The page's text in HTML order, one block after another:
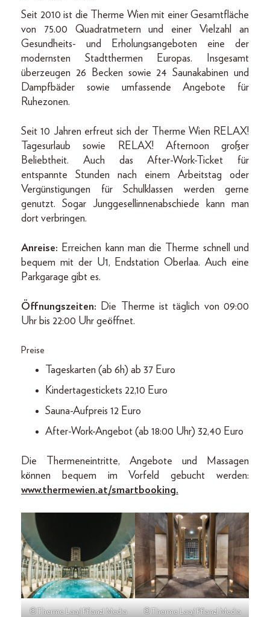
Seit 2010 ist die Therme Wien mit einer Gesamtfläche
von 75.00 Quadratmetern und einer Vielzahl an
Gesundheits- und Erholungsangeboten eine der
modernsten Stadtthermen Europas. Insgesamt
überzeugen 26 Becken sowie 24 Saunakabinen und
Dampfbäder sowie umfassende Angebote für
Ruhezonen.
Seit 10 Jahren erfreut sich der Therme Wien RELAX!
Tagesurlaub sowie RELAX! Afternoon großer
Beliebtheit. Auch das After-Work-Ticket für
entspannte Stunden nach einem Arbeitstag oder
Vergünstigungen für Schulklassen werden gerne
genutzt. Sogar Junggesellinnenabschiede kann man
dort verbringen.
Anreise: Erreichen kann man die Therme schnell und
bequem mit der U1, Endstation Oberlaa. Auch eine
Parkgarage gibt es.
Öffnungszeiten: Die Therme ist täglich von 09:00
Uhr bis 22:00 Uhr geöffnet.
Preise
Tageskarten (ab 6h) ab 37 Euro
Kindertagestickets 22,10 Euro
Sauna-Aufpreis 12 Euro
After-Work-Angebot (ab 18:00 Uhr) 32,40 Euro
Die Thermeneintritte, Angebote und Massagen
können bequem im Vorfeld gebucht werden:
www.thermewien.at/smartbooking.
©Therme Laa/ Pflanzl Media ©Therme Laa/ Pflanzl Media